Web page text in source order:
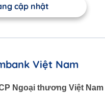
cập nhật
Việt Nam
Ngoại thương Việt Nam